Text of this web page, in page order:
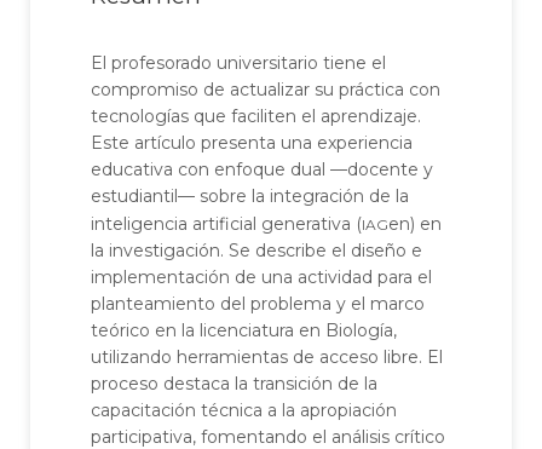
El profesorado universitario tiene el
compromiso de actualizar su práctica con
tecnologías que faciliten el aprendizaje.
Este artículo presenta una experiencia
educativa con enfoque dual —docente y
estudiantil— sobre la integración de la
inteligencia artificial generativa (iagen) en
la investigación. Se describe el diseño e
implementación de una actividad para el
planteamiento del problema y el marco
teórico en la licenciatura en Biología,
utilizando herramientas de acceso libre. El
proceso destaca la transición de la
capacitación técnica a la apropiación
participativa, fomentando el análisis crítico